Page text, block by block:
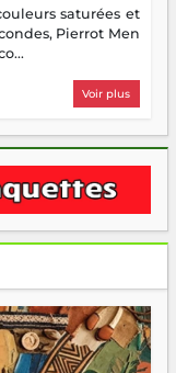
saturées et
Pierrot Men
Voir plus